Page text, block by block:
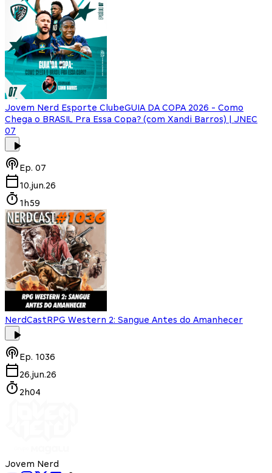
Jovem Nerd Esporte ClubeGUIA DA COPA 2026 - Como
Chega o BRASIL Pra Essa Copa? (com Xandi Barros) | JNEC
07
Ep. 07
10.jun.26
1h59
NerdCastRPG Western 2: Sangue Antes do Amanhecer
Ep. 1036
26.jun.26
2h04
Jovem Nerd